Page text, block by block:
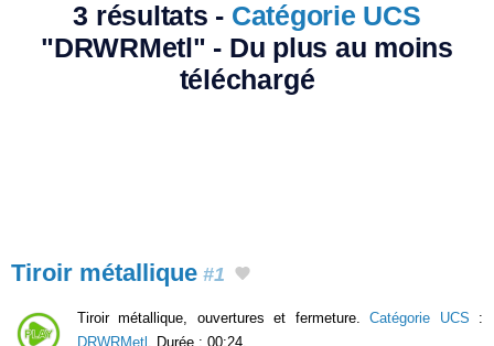
3 résultats - Catégorie UCS
"DRWRMetl" - Du plus au moins
téléchargé
Tiroir métallique #1
Tiroir métallique, ouvertures et fermeture.Catégorie UCS :
DRWRMetl . Durée : 00:24.